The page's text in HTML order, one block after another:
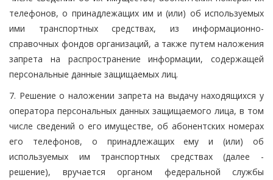
телефонов, о принадлежащих им и (или) об используемых
ими транспортных средствах, из информационно-
справочных фондов организаций, а также путем наложения
запрета на распространение информации, содержащей
персональные данные защищаемых лиц.
7. Решение о наложении запрета на выдачу находящихся у
оператора персональных данных защищаемого лица, в том
числе сведений о его имуществе, об абонентских номерах
его телефонов, о принадлежащих ему и (или) об
используемых им транспортных средствах (далее -
решение), вручается органом федеральной службы